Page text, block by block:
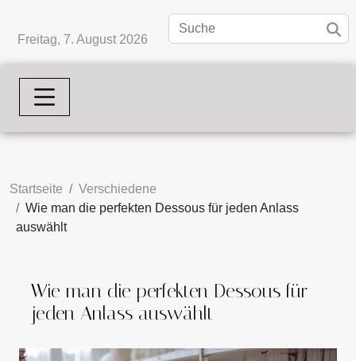
Freitag, 7. August 2026
Startseite
Verschiedene
Wie man die perfekten Dessous für jeden Anlass
auswählt
Wie man die perfekten Dessous für
jeden Anlass auswählt